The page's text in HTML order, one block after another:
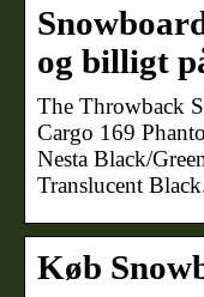
og billigt
The Throwback
Cargo 169
Nesta Black/
Translucent
Køb